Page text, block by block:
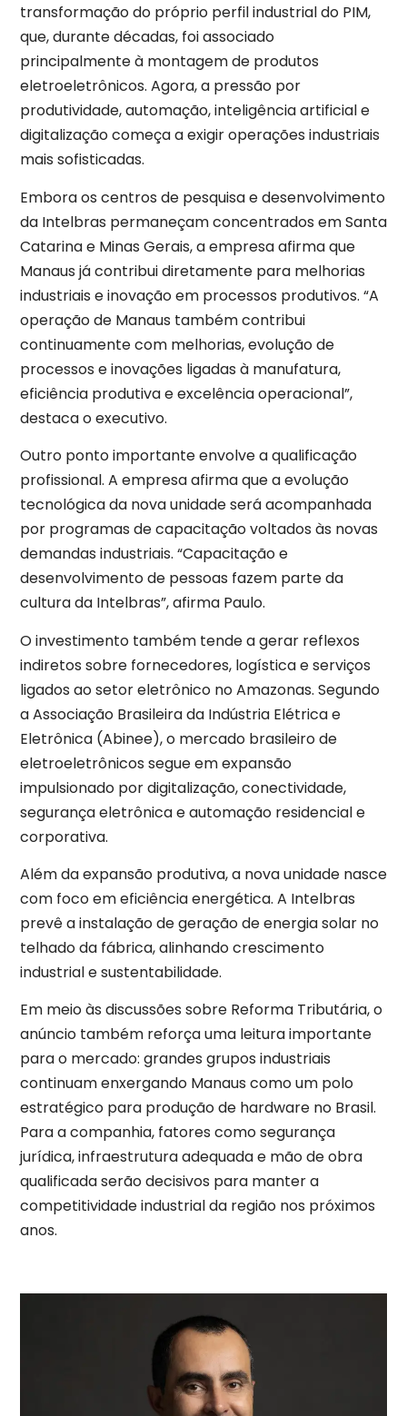
transformação do próprio perfil industrial do PIM,
que, durante décadas, foi associado
principalmente à montagem de produtos
eletroeletrônicos. Agora, a pressão por
produtividade, automação, inteligência artificial e
digitalização começa a exigir operações industriais
mais sofisticadas.
Embora os centros de pesquisa e desenvolvimento
da Intelbras permaneçam concentrados em Santa
Catarina e Minas Gerais, a empresa afirma que
Manaus já contribui diretamente para melhorias
industriais e inovação em processos produtivos. “A
operação de Manaus também contribui
continuamente com melhorias, evolução de
processos e inovações ligadas à manufatura,
eficiência produtiva e excelência operacional”,
destaca o executivo.
Outro ponto importante envolve a qualificação
profissional. A empresa afirma que a evolução
tecnológica da nova unidade será acompanhada
por programas de capacitação voltados às novas
demandas industriais. “Capacitação e
desenvolvimento de pessoas fazem parte da
cultura da Intelbras”, afirma Paulo.
O investimento também tende a gerar reflexos
indiretos sobre fornecedores, logística e serviços
ligados ao setor eletrônico no Amazonas. Segundo
a Associação Brasileira da Indústria Elétrica e
Eletrônica (Abinee), o mercado brasileiro de
eletroeletrônicos segue em expansão
impulsionado por digitalização, conectividade,
segurança eletrônica e automação residencial e
corporativa.
Além da expansão produtiva, a nova unidade nasce
com foco em eficiência energética. A Intelbras
prevê a instalação de geração de energia solar no
telhado da fábrica, alinhando crescimento
industrial e sustentabilidade.
Em meio às discussões sobre Reforma Tributária, o
anúncio também reforça uma leitura importante
para o mercado: grandes grupos industriais
continuam enxergando Manaus como um polo
estratégico para produção de hardware no Brasil.
Para a companhia, fatores como segurança
jurídica, infraestrutura adequada e mão de obra
qualificada serão decisivos para manter a
competitividade industrial da região nos próximos
anos.